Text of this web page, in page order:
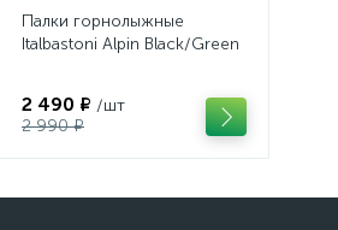
Палки горнолыжные
Italbastoni Alpin Black/Green
2 490 ₽ /шт
2 990 ₽